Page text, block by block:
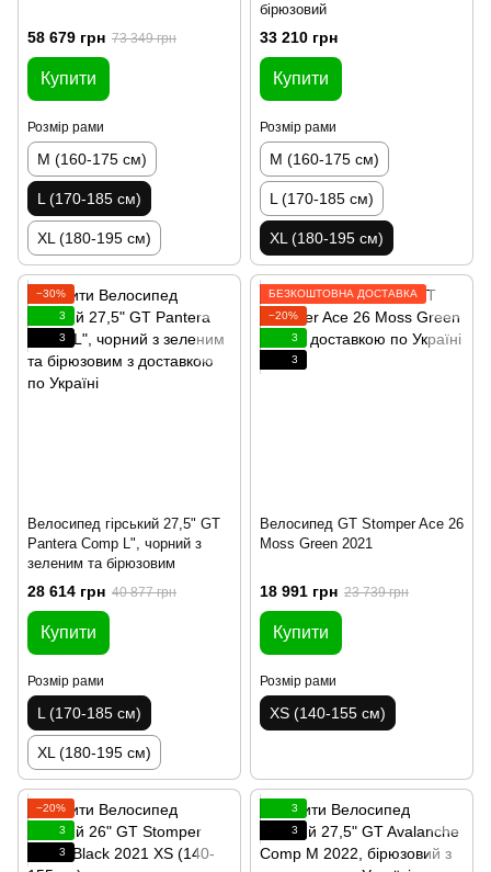
58 679 грн 73 349 грн
Купити
Розмір рами
M (160-175 см)
L (170-185 см)
XL (180-195 см)
бірюзовий
33 210 грн
Купити
Розмір рами
M (160-175 см)
L (170-185 см)
XL (180-195 см)
−30%
3
3
Велосипед гірський 27,5" GT
Pantera Comp L", чорний з
зеленим та бірюзовим
28 614 грн 40 877 грн
Купити
Розмір рами
L (170-185 см)
XL (180-195 см)
БЕЗКОШТОВНА ДОСТАВКА
−20%
3
3
Велосипед GT Stomper Ace 26
Moss Green 2021
18 991 грн 23 739 грн
Купити
Розмір рами
XS (140-155 см)
−20%
3
3
3
3